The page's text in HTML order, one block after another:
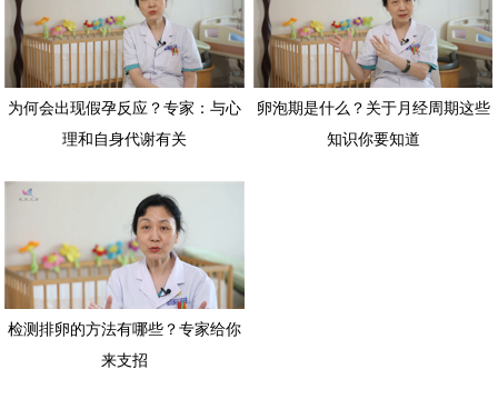
为何会出现假孕反应？专家：与心
理和自身代谢有关
卵泡期是什么？关于月经周期这些
知识你要知道
检测排卵的方法有哪些？专家给你
来支招